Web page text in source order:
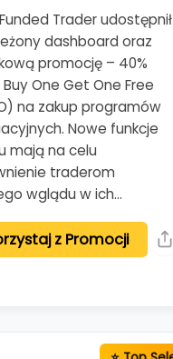
Trader udostępnił
dashboard oraz
promocję – 40%
Buy One Get One Free
na zakup programów
Nowe funkcje
mają na celu
traderom
wglądu w ich…
z Promocji